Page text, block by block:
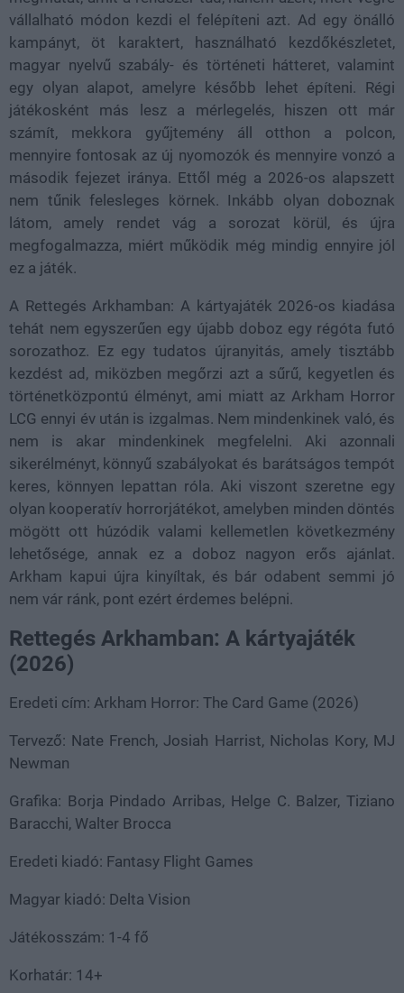
vállalható módon kezdi el felépíteni azt. Ad egy önálló
kampányt, öt karaktert, használható kezdőkészletet,
magyar nyelvű szabály- és történeti hátteret, valamint
egy olyan alapot, amelyre később lehet építeni. Régi
játékosként más lesz a mérlegelés, hiszen ott már
számít, mekkora gyűjtemény áll otthon a polcon,
mennyire fontosak az új nyomozók és mennyire vonzó a
második fejezet iránya. Ettől még a 2026-os alapszett
nem tűnik felesleges körnek. Inkább olyan doboznak
látom, amely rendet vág a sorozat körül, és újra
megfogalmazza, miért működik még mindig ennyire jól
ez a játék.
A Rettegés Arkhamban: A kártyajáték 2026-os kiadása
tehát nem egyszerűen egy újabb doboz egy régóta futó
sorozathoz. Ez egy tudatos újranyitás, amely tisztább
kezdést ad, miközben megőrzi azt a sűrű, kegyetlen és
történetközpontú élményt, ami miatt az Arkham Horror
LCG ennyi év után is izgalmas. Nem mindenkinek való, és
nem is akar mindenkinek megfelelni. Aki azonnali
sikerélményt, könnyű szabályokat és barátságos tempót
keres, könnyen lepattan róla. Aki viszont szeretne egy
olyan kooperatív horrorjátékot, amelyben minden döntés
mögött ott húzódik valami kellemetlen következmény
lehetősége, annak ez a doboz nagyon erős ajánlat.
Arkham kapui újra kinyíltak, és bár odabent semmi jó
nem vár ránk, pont ezért érdemes belépni.
Rettegés Arkhamban: A kártyajáték
(2026)
Eredeti cím: Arkham Horror: The Card Game (2026)
Tervező: Nate French, Josiah Harrist, Nicholas Kory, MJ
Newman
Grafika: Borja Pindado Arribas, Helge C. Balzer, Tiziano
Baracchi, Walter Brocca
Eredeti kiadó: Fantasy Flight Games
Magyar kiadó: Delta Vision
Játékosszám: 1-4 fő
Korhatár: 14+